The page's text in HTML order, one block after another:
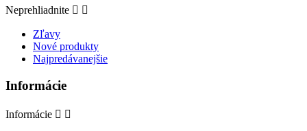
Neprehliadnite  
Zľavy
Nové produkty
Najpredávanejšie
Informácie
Informácie  